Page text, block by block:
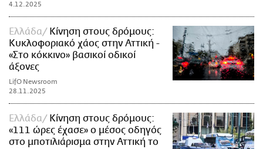
4.12.2025
Ελλάδα
Κίνηση στους δρόμους:
Κυκλοφοριακό χάος στην Αττική -
«Στο κόκκινο» βασικοί οδικοί
άξονες
LifO Newsroom
28.11.2025
Ελλάδα
Κίνηση στους δρόμους:
«111 ώρες έχασε» ο μέσος οδηγός
στο μποτιλιάρισμα στην Αττική το